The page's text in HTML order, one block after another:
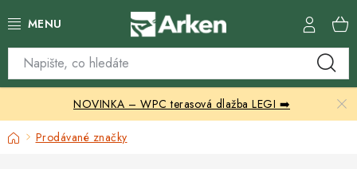
na
Skleníky
Zahradní přístřeškyNOVINKA – WPC terasová dlažba LEGI ➡️
DomůProdávané značky